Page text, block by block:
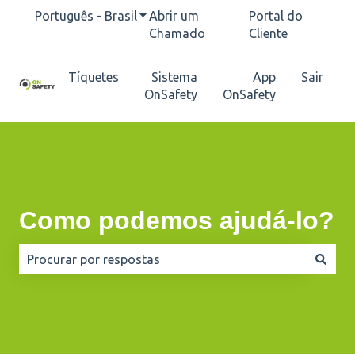
Português - BrasilMostrar submenu para traduções
Abrir um
Chamado
Portal do
Cliente
Tíquetes
Sistema
OnSafety
App
OnSafety
Sair
Como podemos ajudá-lo?